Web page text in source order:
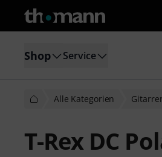
Shop Service
Alle Kategorien
T-Rex DC